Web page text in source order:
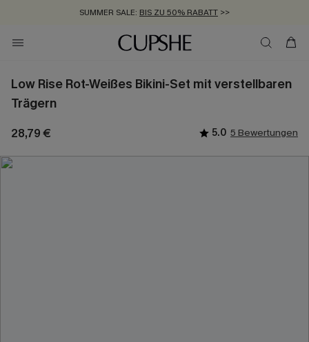
SUMMER SALE: BIS ZU 50% RABATT >>
ZUM NEWSLETTER:BIS ZU -20% EXTRA ERHALTEN
KOSTENLOSER VERSAND AB 89 €
Low Rise Rot-Weißes Bikini-Set mit verstellbaren
Trägern
28,79 € 5.0 5 Bewertungen